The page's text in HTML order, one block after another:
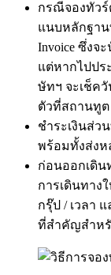
กรณีจองทัวร์
แนบหลักฐาน
Invoice ซึ่งจ
แต่หากไปปร
ษัทฯ จะเช็ควั
ตัวที่สถานทูต
ชำระเงินส่ว
พร้อมทั้งส่งห
ก่อนออกเดิน
การเดินทาง
กรุ๊ป / เวลา
ที่สำคัญสำหรั